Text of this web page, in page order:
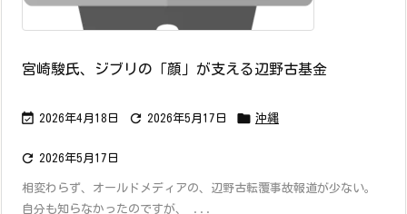
宮崎駿氏、ジブリの「顔」が支える辺野古基金
 2026年4月18日  2026年5月17日  沖縄
 2026年5月17日
相変わらず、オールドメディアの、辺野古転覆事故報道が少ない。
自分も知らなかったのですが、 ...